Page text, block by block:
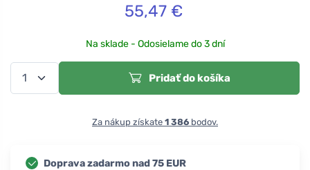
55,47 €
Na sklade - Odosielame do 3 dní
Pridať do košíka
Za nákup získate 1 386 bodov.
Doprava zadarmo nad 75 EUR